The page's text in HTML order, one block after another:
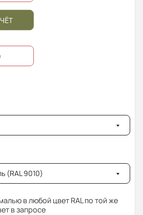
(RAL 9010)
в любой цвет RAL по той же
в запросе